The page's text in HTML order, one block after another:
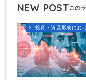
NEW POST